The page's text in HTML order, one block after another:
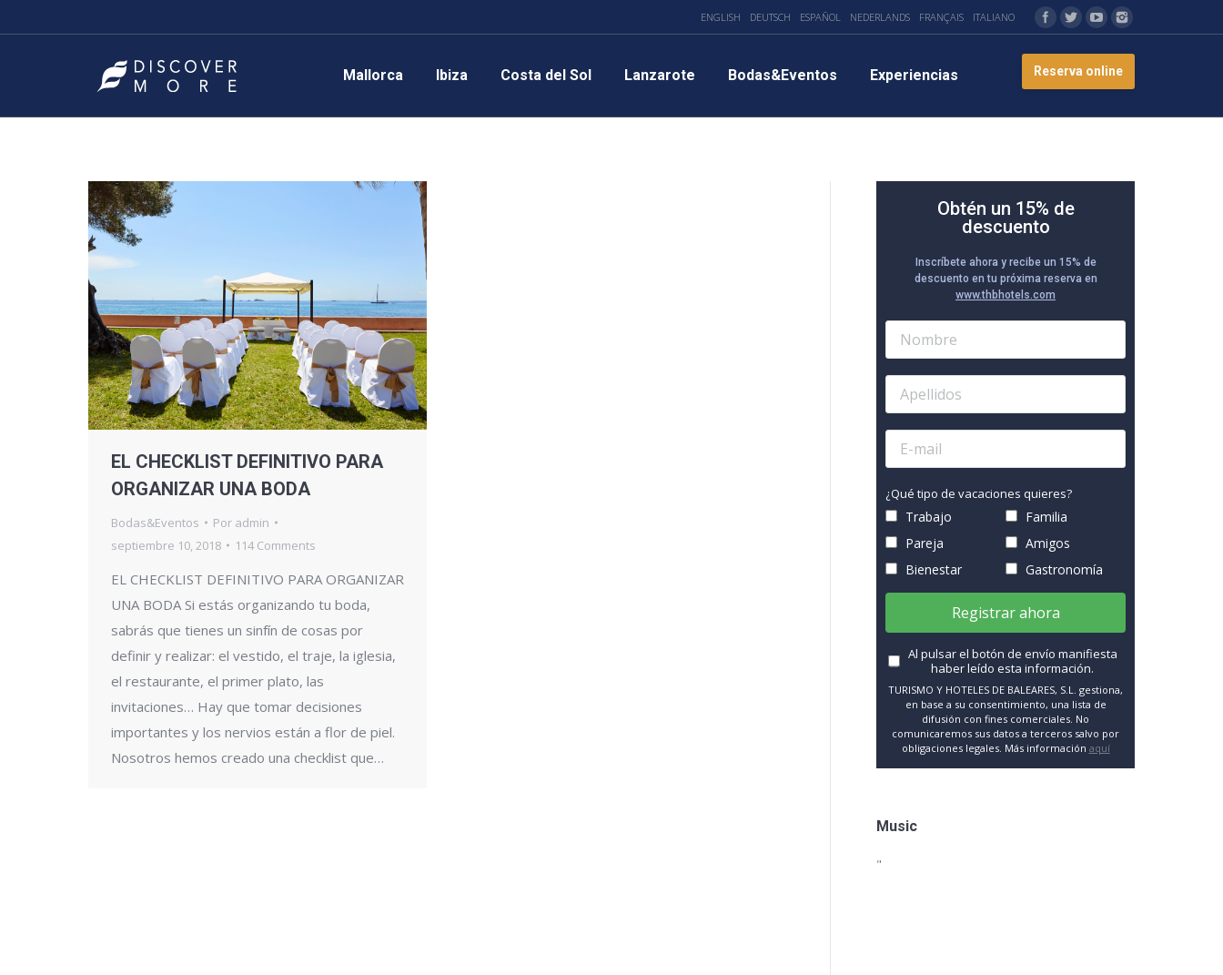
ENGLISH DEUTSCH ESPAÑOL NEDERLANDS FRANÇAIS ITALIANO
Mallorca Ibiza Costa del Sol Lanzarote Bodas&Eventos Experiencias Reserva online
EL CHECKLIST DEFINITIVO PARA
ORGANIZAR UNA BODA
Bodas&Eventos Por admin
septiembre 10, 2018
114 Comments
EL CHECKLIST DEFINITIVO PARA ORGANIZAR
UNA BODA Si estás organizando tu boda,
sabrás que tienes un sinfín de cosas por
definir y realizar: el vestido, el traje, la iglesia,
el restaurante, el primer plato, las
invitaciones… Hay que tomar decisiones
importantes y los nervios están a flor de piel.
Nosotros hemos creado una checklist que…
Obtén un 15% de
descuento
Inscríbete ahora y recibe un 15% de
descuento en tu próxima reserva en
www.thbhotels.com
¿Qué tipo de vacaciones quieres?
Trabajo
Familia
Pareja
Amigos
Bienestar
Gastronomía
Registrar ahora
Al pulsar el botón de envío manifiesta
haber leído esta información.
TURISMO Y HOTELES DE BALEARES, S.L. gestiona,
en base a su consentimiento, una lista de
difusión con fines comerciales. No
comunicaremos sus datos a terceros salvo por
obligaciones legales. Más información aquí
Music
"